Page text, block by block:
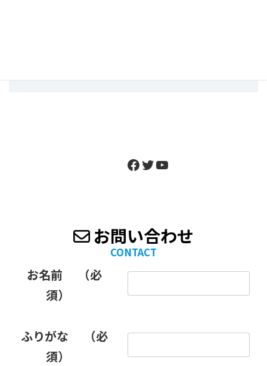
Facebook
Twitter
YouTube
お問い合わせ
CONTACT
お名前
（必
須）
ふりがな
（必
須）